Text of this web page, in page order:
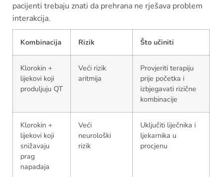
pacijenti trebaju znati da prehrana ne rješava problem
interakcija.
Kombinacija Rizik Što učiniti
Klorokin +
lijekovi koji
produljuju QT
Veći rizik
aritmija
Provjeriti terapiju
prije početka i
izbjegavati rizične
kombinacije
Klorokin +
lijekovi koji
snižavaju
prag
napadaja
Veći
neurološki
rizik
Uključiti liječnika i
ljekarnika u
procjenu